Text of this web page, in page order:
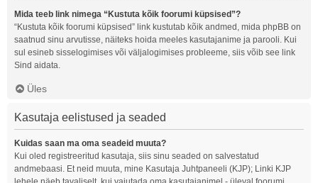
Mida teeb link nimega “Kustuta kõik foorumi küpsised”?
“Kustuta kõik foorumi küpsised” link kustutab kõik andmed, mida phpBB on
saatnud sinu arvutisse, näiteks hoida meeles kasutajanime ja parooli. Kui
sul esineb sisselogimises või väljalogimises probleeme, siis võib see link
Sind aidata.
Üles
Kasutaja eelistused ja seaded
Kuidas saan ma oma seadeid muuta?
Kui oled registreeritud kasutaja, siis sinu seaded on salvestatud
andmebaasi. Et neid muuta, mine Kasutaja Juhtpaneeli (KJP); Linki KJP